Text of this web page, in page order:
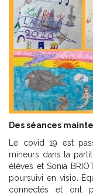
Des séances
Le covid 19 est
mineurs dans la
élèves et Sonia
poursuivi en visio.
connectés et ont